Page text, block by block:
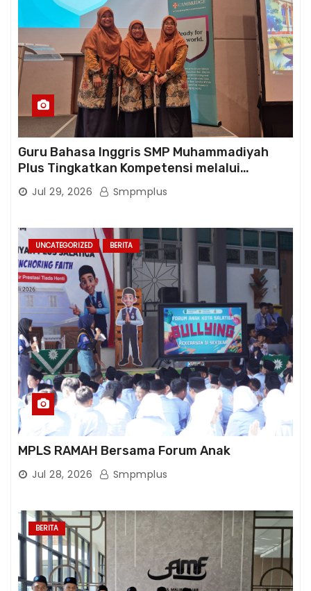
Guru Bahasa Inggris SMP Muhammadiyah
Plus Tingkatkan Kompetensi melalui
Pelatihan Cambridge Life Skills in Action
Jul 29, 2026 Smpmplus
UNCATEGORIZED BERITA
MPLS RAMAH Bersama Forum Anak
Jul 28, 2026 Smpmplus
BERITA